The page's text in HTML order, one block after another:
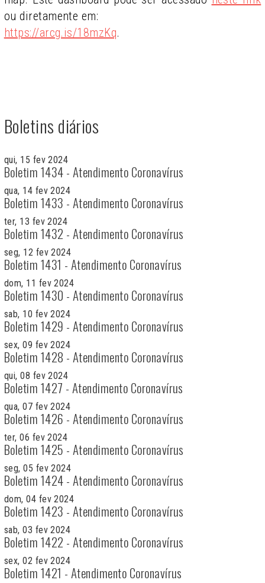
ou diretamente em:
https://arcg.is/18mzKq.
Boletins diários
qui, 15 fev 2024
Boletim 1434 - Atendimento Coronavírus
qua, 14 fev 2024
Boletim 1433 - Atendimento Coronavírus
ter, 13 fev 2024
Boletim 1432 - Atendimento Coronavírus
seg, 12 fev 2024
Boletim 1431 - Atendimento Coronavírus
dom, 11 fev 2024
Boletim 1430 - Atendimento Coronavírus
sab, 10 fev 2024
Boletim 1429 - Atendimento Coronavírus
sex, 09 fev 2024
Boletim 1428 - Atendimento Coronavírus
qui, 08 fev 2024
Boletim 1427 - Atendimento Coronavírus
qua, 07 fev 2024
Boletim 1426 - Atendimento Coronavírus
ter, 06 fev 2024
Boletim 1425 - Atendimento Coronavírus
seg, 05 fev 2024
Boletim 1424 - Atendimento Coronavírus
dom, 04 fev 2024
Boletim 1423 - Atendimento Coronavírus
sab, 03 fev 2024
Boletim 1422 - Atendimento Coronavírus
sex, 02 fev 2024
Boletim 1421 - Atendimento Coronavírus